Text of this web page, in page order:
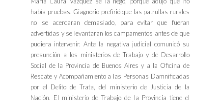
había pruebas. Giagnorio prefirió que las patrullas rurales
no se acercaran demasiado, para evitar que fueran
advertidas y se levantaran los campamentos antes de que
pudiera intervenir. Ante la negativa judicial comunicó su
presunción a los ministerios de Trabajo y de Desarrollo
Social de la Provincia de Buenos Aires y a la Oficina de
Rescate y Acompañamiento a las Personas Damnificadas
por el Delito de Trata, del ministerio de Justicia de la
Nación. El ministerio de Trabajo de la Provincia tiene el